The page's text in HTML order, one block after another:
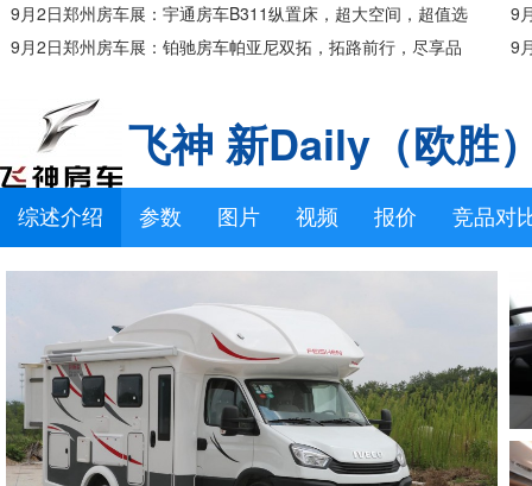
海！
室
9月2日郑州房车展：宇通房车B311纵置床，超大空间，超值选
择！
9
外
9月2日郑州房车展：铂驰房车帕亚尼双拓，拓路前行，尽享品
9
飞神 新Daily（欧胜
综述介绍 参数 图片 视频 报价 竞品对